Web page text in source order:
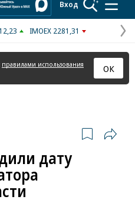
Вход
IMOEX 2281,31
правилами использования
ОК
дату